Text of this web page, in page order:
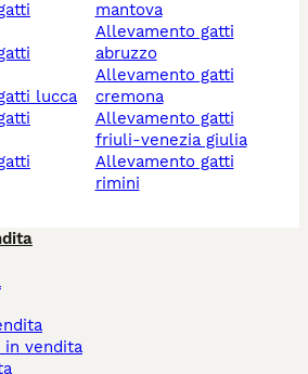
lucca
mantova
allevamento gatti
abruzzo
allevamento gatti
cremona
allevamento gatti
friuli-venezia giulia
allevamento gatti
rimini
in vendita